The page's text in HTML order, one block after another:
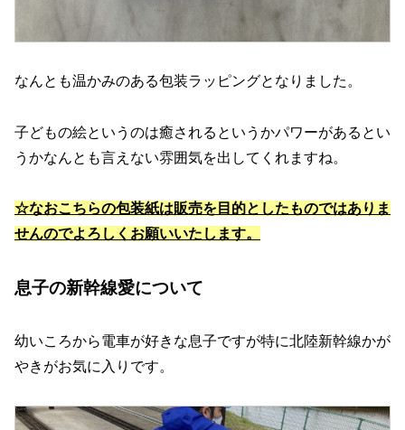
なんとも温かみのある包装ラッピングとなりました。
子どもの絵というのは癒されるというかパワーがあるとい
うかなんとも言えない雰囲気を出してくれますね。
☆なおこちらの包装紙は販売を目的としたものではありま
せんのでよろしくお願いいたします。
息子の新幹線愛について
幼いころから電車が好きな息子ですが特に北陸新幹線かが
やきがお気に入りです。